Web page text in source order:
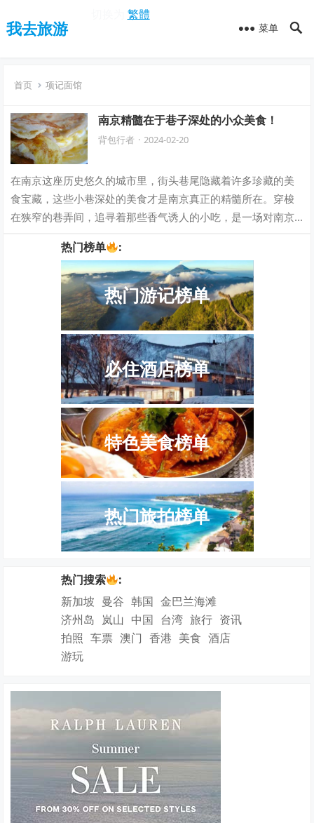
繁體
我去旅游 菜单
首页 项记面馆
南京精髓在于巷子深处的小众美食！
背包行者 · 2024-02-20
在南京这座历史悠久的城市里，街头巷尾隐藏着许多珍藏的美
食宝藏，这些小巷深处的美食才是南京真正的精髓所在。穿梭
在狭窄的巷弄间，追寻着那些香气诱人的小吃，是一场对南京
热门榜单 :
热门游记榜单
必住酒店榜单
特色美食榜单
热门旅拍榜单
热门搜索
:
新加坡 曼谷 韩国 金巴兰海滩
济州岛 岚山 中国 台湾 旅行 资讯
拍照 车票 澳门 香港 美食 酒店
游玩